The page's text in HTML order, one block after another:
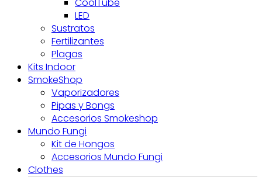
LED
Sustratos
Fertilizantes
Plagas
Kits Indoor
SmokeShop
Vaporizadores
Pipas y Bongs
Accesorios Smokeshop
Mundo Fungi
Kit de Hongos
Accesorios Mundo Fungi
Clothes